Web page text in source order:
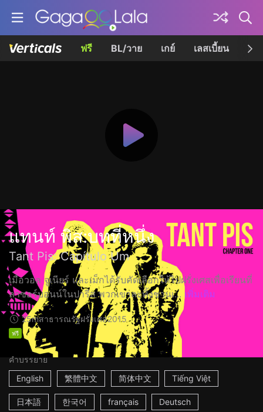
ฟรี BL/วาย เกย์ เลสเบี้ยน เค
แทนท์ พิส:บทที่หนึ่ง
Tant Pis: Capítulo Um
เมื่อวอล จูเนียร์ และเม็กได้รับคัดเลือกให้ไปฝรั่งเศสเพื่อเรียนที่
ลาซอร์บอนน์ในปารีส พวกเขาละทิ้งชานเ... เพิ่มเติม
25mสาธารณรัฐฝรั่งเศส2015
ฟรี
คำบรรยาย
English
繁體中文 简体中文 Tiếng Việt
日本語 한국어 français Deutsch